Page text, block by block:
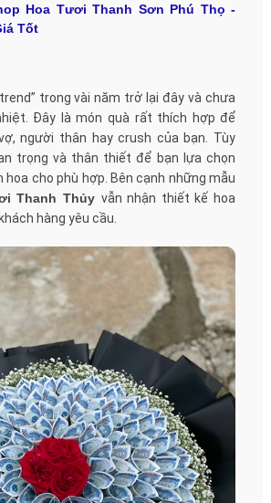
Hoa Tươi Thanh Sơn Phú Thọ -
Tốt
trong vài năm trở lại đây và chưa
Đây là món quà rất thích hợp để
người thân hay crush của bạn. Tùy
trọng và thân thiết để bạn lựa chọn
hoa cho phù hợp. Bên cạnh những mẫu
Thanh Thủy vẫn nhận thiết kế hoa
hàng yêu cầu.